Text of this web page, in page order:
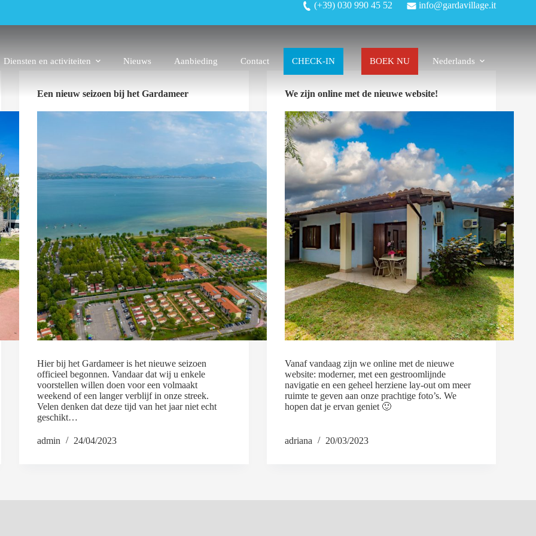
(+39) 030 990 45 52 info@gardavillage.it
Diensten en activiteiten Nieuws Aanbieding Contact CHECK-IN BOEK NU Nederlands
Een nieuw seizoen bij het Gardameer
Hier bij het Gardameer is het nieuwe seizoen
officieel begonnen. Vandaar dat wij u enkele
voorstellen willen doen voor een volmaakt
weekend of een langer verblijf in onze streek.
Velen denken dat deze tijd van het jaar niet echt
geschikt…
admin 24/04/2023
We zijn online met de nieuwe website!
Vanaf vandaag zijn we online met de nieuwe
website: moderner, met een gestroomlijnde
navigatie en een geheel herziene lay-out om meer
ruimte te geven aan onze prachtige foto’s. We
hopen dat je ervan geniet 🙂
adriana 20/03/2023